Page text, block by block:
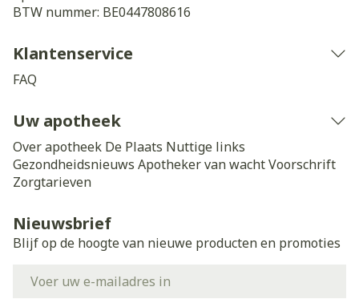
BTW nummer: BE0447808616
Klantenservice
FAQ
Uw apotheek
Over apotheek De Plaats Nuttige links
Gezondheidsnieuws Apotheker van wachtVoorschrift
Zorgtarieven
Nieuwsbrief
Blijf op de hoogte van nieuwe producten en promoties